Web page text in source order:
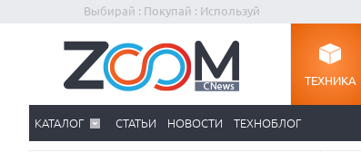
Выбирай : Покупай : Используй
ТЕХНИКА
КАТАЛОГ СТАТЬИ НОВОСТИ ТЕХНОБЛОГ